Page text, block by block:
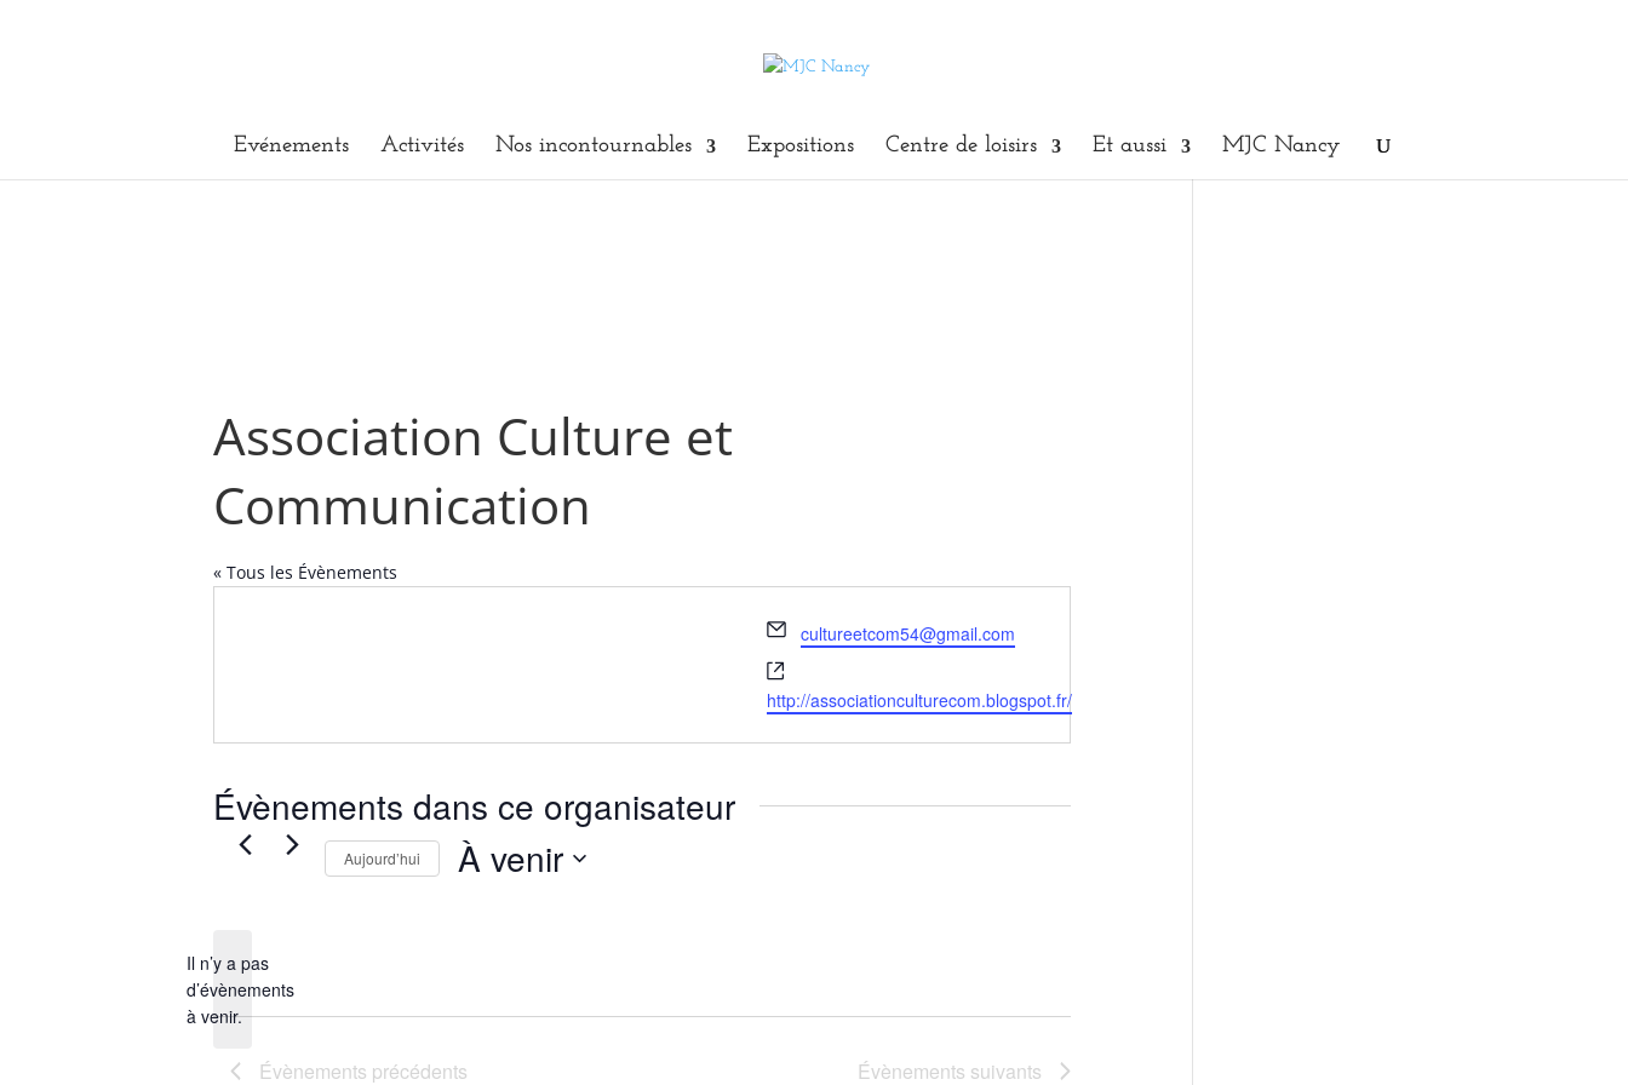
Evénements Activités Nos incontournables Expositions Centre de loisirs Et aussi MJC Nancy
Association Culture et
Communication
« Tous les Évènements
Email
cultureetcom54@gmail.com
web
http://associationculturecom.blogspot.fr/
Évènements dans ce organisateur
Notice
Il n’y a pas
d’évènements
à venir.
Aujourd’hui À venir
Évènements précédents Évènements suivants